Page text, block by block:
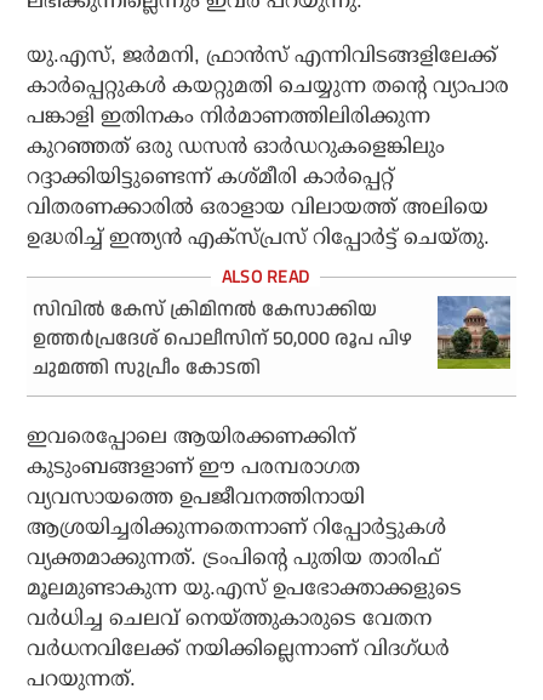
യു.എസ്, ജര്‍മനി, ഫ്രാന്‍സ് എന്നിവിടങ്ങളിലേക്ക്
കാര്‍പ്പെറ്റുകള്‍ കയറ്റുമതി ചെയ്യുന്ന തന്റെ വ്യാപാര
പങ്കാളി ഇതിനകം നിര്‍മാണത്തിലിരിക്കുന്ന
കുറഞ്ഞത് ഒരു ഡസന്‍ ഓര്‍ഡറുകളെങ്കിലും
റദ്ദാക്കിയിട്ടുണ്ടെന്ന് കശ്മീരി കാര്‍പ്പെറ്റ്
വിതരണക്കാരില്‍ ഒരാളായ വിലായത്ത് അലിയെ
ഉദ്ധരിച്ച് ഇന്ത്യന്‍ എക്‌സ്പ്രസ് റിപ്പോര്‍ട്ട് ചെയ്തു.
സിവില്‍ കേസ് ക്രിമിനല്‍ കേസാക്കിയ
ഉത്തര്‍പ്രദേശ് പൊലീസിന് 50,000 രൂപ പിഴ
ചുമത്തി സുപ്രീം കോടതി
ഇവരെപ്പോലെ ആയിരക്കണക്കിന്
കുടുംബങ്ങളാണ് ഈ പരമ്പരാഗത
വ്യവസായത്തെ ഉപജീവനത്തിനായി
ആശ്രയിച്ചരിക്കുന്നതെന്നാണ് റിപ്പോര്‍ട്ടുകള്‍
വ്യക്തമാക്കുന്നത്. ട്രംപിന്റെ പുതിയ താരിഫ്
മൂലമുണ്ടാകുന്ന യു.എസ് ഉപഭോക്താക്കളുടെ
വര്‍ധിച്ച ചെലവ് നെയ്ത്തുകാരുടെ വേതന
വര്‍ധനവിലേക്ക് നയിക്കില്ലെന്നാണ് വിദഗ്ധര്‍
പറയുന്നത്.